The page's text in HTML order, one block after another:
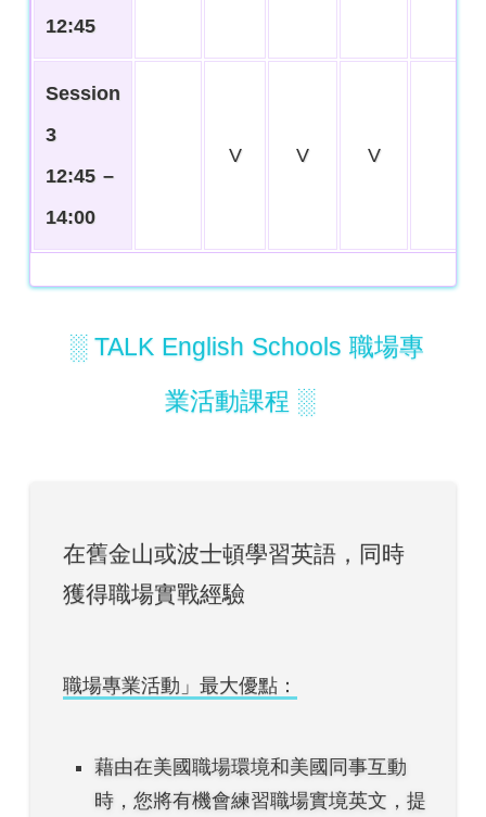
12:45
Session
3
12:45 –
14:00
V V V
░ TALK English Schools 職場專
業活動課程 ░
在舊金山或波士頓學習英語，同時
獲得職場實戰經驗
職場專業活動」最大優點：
藉由在美國職場環境和美國同事互動
時，您將有機會練習職場實境英文，提